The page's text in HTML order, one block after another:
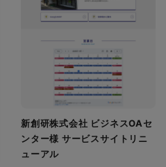
新創研株式会社 ビジネスOAセ
ンター様 サービスサイトリニ
ューアル